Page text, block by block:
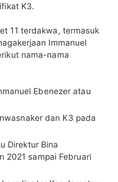
K3.
11 terdakwa, termasuk
Immanuel
nama-nama
Ebenezer atau
dan K3 pada
Direktur Bina
2021 sampai Februari